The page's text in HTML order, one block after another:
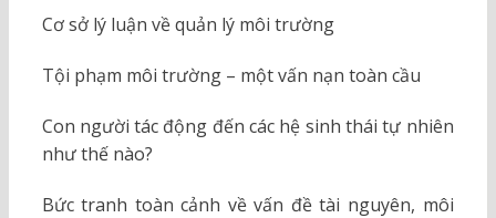
Cơ sở lý luận về quản lý môi trường
Tội phạm môi trường – một vấn nạn toàn cầu
Con người tác động đến các hệ sinh thái tự nhiên
như thế nào?
Bức tranh toàn cảnh về vấn đề tài nguyên, môi